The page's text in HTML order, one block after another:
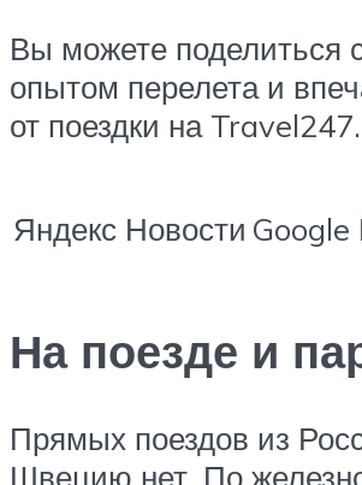
Вы можете поделиться
опытом перелета и
от поездки на Travel247.
Яндекс Новости Google
На поезде и
Прямых поездов из
Швецию нет. По